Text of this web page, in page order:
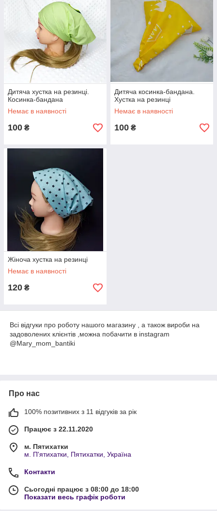
Дитяча хустка на резинці.
Косинка-бандана
Немає в наявності
100 ₴
Дитяча косинка-бандана.
Хустка на резинці
Немає в наявності
100 ₴
Жіноча хустка на резинці
Немає в наявності
120 ₴
Всі відгуки про роботу нашого магазину , а також вироби на
задоволених клієнтів ,можна побачити в instagram
@Mary_mom_bantiki
Про нас
100% позитивних з 11 відгуків за рік
Працює з 22.11.2020
м. Пятихатки
м. П'ятихатки, Пятихатки, Україна
Контакти
Сьогодні працює з 08:00 до 18:00
Показати весь графік роботи